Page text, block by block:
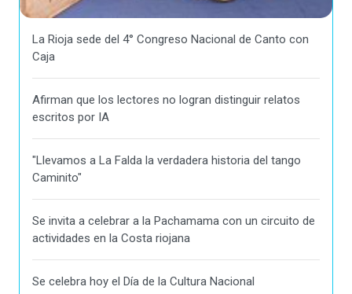
La Rioja sede del 4° Congreso Nacional de Canto con
Caja
Afirman que los lectores no logran distinguir relatos
escritos por IA
"Llevamos a La Falda la verdadera historia del tango
Caminito"
Se invita a celebrar a la Pachamama con un circuito de
actividades en la Costa riojana
Se celebra hoy el Día de la Cultura Nacional